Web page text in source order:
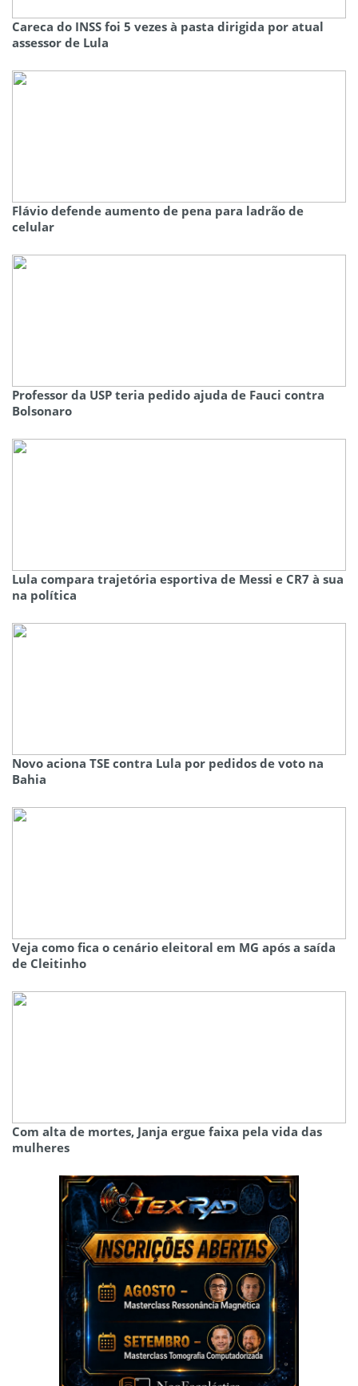
Careca do INSS foi 5 vezes à pasta dirigida por atual
assessor de Lula
Flávio defende aumento de pena para ladrão de
celular
Professor da USP teria pedido ajuda de Fauci contra
Bolsonaro
Lula compara trajetória esportiva de Messi e CR7 à sua
na política
Novo aciona TSE contra Lula por pedidos de voto na
Bahia
Veja como fica o cenário eleitoral em MG após a saída
de Cleitinho
Com alta de mortes, Janja ergue faixa pela vida das
mulheres